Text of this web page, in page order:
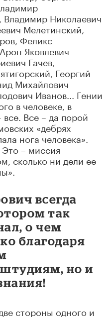
Николаевич
Мелетинский,
Феликс
Яковлевич
Гачев,
Георгий
Михайлович
Иванов... Гении
в человеке, в
Все – да порой
«дебрях
нога человека».
– миссия
сколько ни дели ее
всегда
так
о чем
благодаря
но и
стороны одного и